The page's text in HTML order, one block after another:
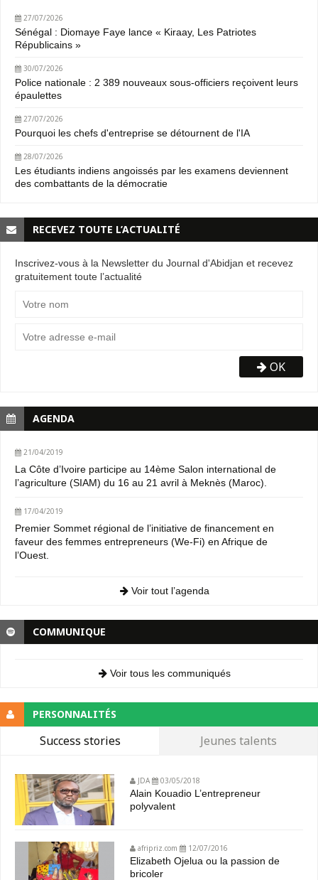
27/07/2026
Sénégal : Diomaye Faye lance « Kiraay, Les Patriotes
Républicains »
30/07/2026
Police nationale : 2 389 nouveaux sous-officiers reçoivent leurs
épaulettes
27/07/2026
Pourquoi les chefs d'entreprise se détournent de l'IA
28/07/2026
Les étudiants indiens angoissés par les examens deviennent
des combattants de la démocratie
RECEVEZ TOUTE L’ACTUALITÉ
Inscrivez-vous à la Newsletter du Journal d'Abidjan et recevez
gratuitement toute l’actualité
OK
AGENDA
21/04/2019
La Côte d’Ivoire participe au 14ème Salon international de
l’agriculture (SIAM) du 16 au 21 avril à Meknès (Maroc).
17/04/2019
Premier Sommet régional de l’initiative de financement en
faveur des femmes entrepreneurs (We-Fi) en Afrique de
l’Ouest.
Voir tout l’agenda
COMMUNIQUE
Voir tous les communiqués
PERSONNALITÉS
Success stories Jeunes talents
JDA 03/05/2018
Alain Kouadio L’entrepreneur
polyvalent
afripriz.com 12/07/2016
Elizabeth Ojelua ou la passion de
bricoler